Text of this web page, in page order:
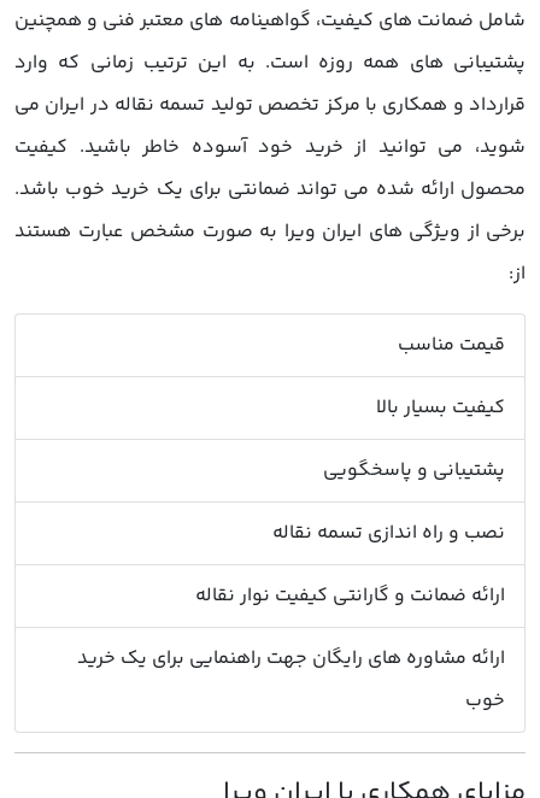
شامل ضمانت های کیفیت، گواهینامه های معتبر فنی و همچنین
پشتیبانی های همه روزه است. به این ترتیب زمانی که وارد
قرارداد و همکاری با مرکز تخصص تولید تسمه نقاله در ایران می
شوید، می توانید از خرید خود آسوده خاطر باشید. کیفیت
محصول ارائه شده می تواند ضمانتی برای یک خرید خوب باشد.
برخی از ویژگی های ایران ویرا به صورت مشخص عبارت هستند
از:
قیمت مناسب
کیفیت بسیار بالا
پشتیبانی و پاسخگویی
نصب و راه اندازی تسمه نقاله
ارائه ضمانت و گارانتی کیفیت نوار نقاله
ارائه مشاوره های رایگان جهت راهنمایی برای یک خرید
خوب